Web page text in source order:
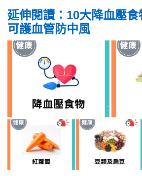
延伸閱讀：10大降血壓
可護血管防中風